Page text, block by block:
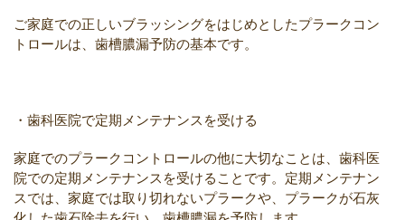
ご家庭での正しいブラッシングをはじめとしたプラークコン
トロールは、歯槽膿漏予防の基本です。
・歯科医院で定期メンテナンスを受ける
家庭でのプラークコントロールの他に大切なことは、歯科医
院での定期メンテナンスを受けることです。定期メンテナン
スでは、家庭では取り切れないプラークや、プラークが石灰